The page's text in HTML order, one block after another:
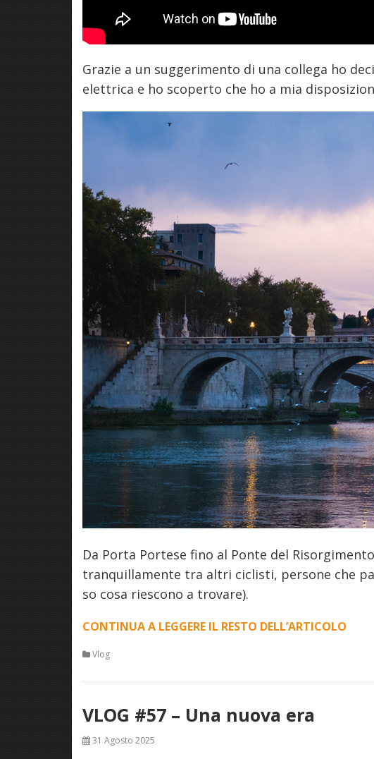
Grazie a un suggerimento di una collega ho
elettrica e ho scoperto che ho a mia
Da Porta Portese fino al Ponte del
tranquillamente tra altri ciclisti, persone che
so cosa riescono a trovare).
CONTINUA A LEGGERE IL RESTO DELL’ARTICOLO
Vlog
VLOG #57 – Una nuova era
31 Agosto 2025